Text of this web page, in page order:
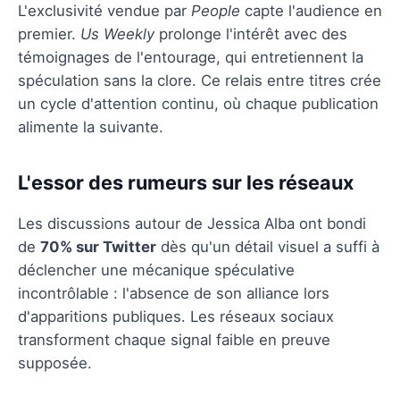
L'exclusivité vendue par People capte l'audience en
premier. Us Weeklyprolonge l'intérêt avec des
témoignages de l'entourage, qui entretiennent la
spéculation sans la clore. Ce relais entre titres crée
un cycle d'attention continu, où chaque publication
alimente la suivante.
L'essor des rumeurs sur les réseaux
Les discussions autour de Jessica Alba ont bondi
de 70% sur Twitter dès qu'un détail visuel a suffi à
déclencher une mécanique spéculative
incontrôlable : l'absence de son alliance lors
d'apparitions publiques. Les réseaux sociaux
transforment chaque signal faible en preuve
supposée.